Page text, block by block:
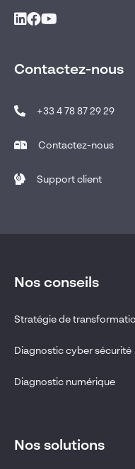
Contactez-nous
+33 4 78 87 29 29
Contactez-nous
Support client
Nos conseils
Stratégie de
Diagnostic cyber sécurité
Diagnostic numérique
Nos solutions